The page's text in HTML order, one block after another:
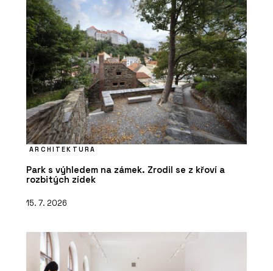
ARCHITEKTURA
Park s výhledem na zámek. Zrodil se z křoví a
rozbitých zídek
15. 7. 2026